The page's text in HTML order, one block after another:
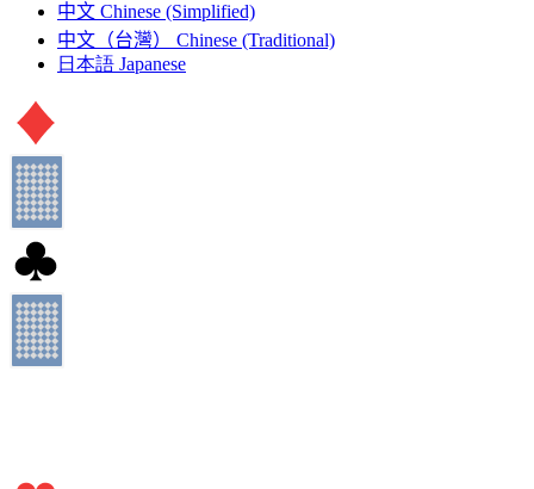
中文 Chinese (Simplified)
中文（台灣）
Chinese (Traditional)
日本語 Japanese